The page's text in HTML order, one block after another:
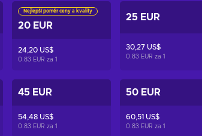
Nejlepší poměr ceny a kvality
20 EUR
24,20 US$
0.83 EUR za1
25 EUR
30,27 US$
0.83 EUR za1
45 EUR
54,48 US$
0.83 EUR za1
50 EUR
60,51 US$
0.83 EUR za1